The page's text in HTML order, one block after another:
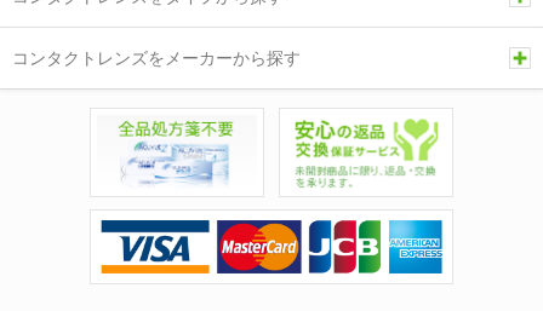
コンタクトレンズをメーカーから探す